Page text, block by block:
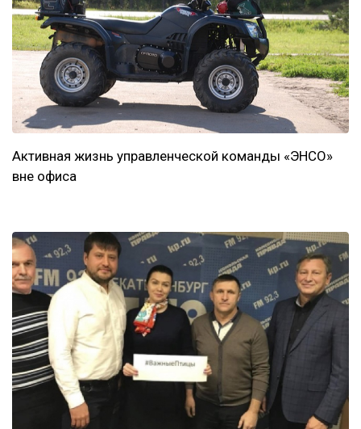
Активная жизнь управленческой команды «ЭНСО»
вне офиса